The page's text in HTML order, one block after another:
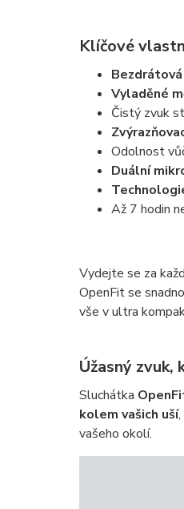
Klíčové
Vyladěné
Čistý zvuk
Odolnost
Duální
Až 7 hodin
Vydejte se za
OpenFit se
vše v ultra
Úžasný
Sluchátka
kolem vašich uší
vašeho okolí.